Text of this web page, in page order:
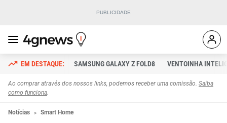
SAMSUNG GALAXY Z FOLD8 VENTOINHA
Ao comprar através dos nossos links, podemos receber uma comissão. Saiba
como funciona.
Notícias Smart Home